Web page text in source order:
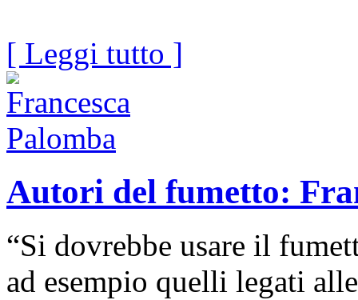
[ Leggi tutto ]
Autori del fumetto:
“Si dovrebbe usare il
ad esempio quelli legati